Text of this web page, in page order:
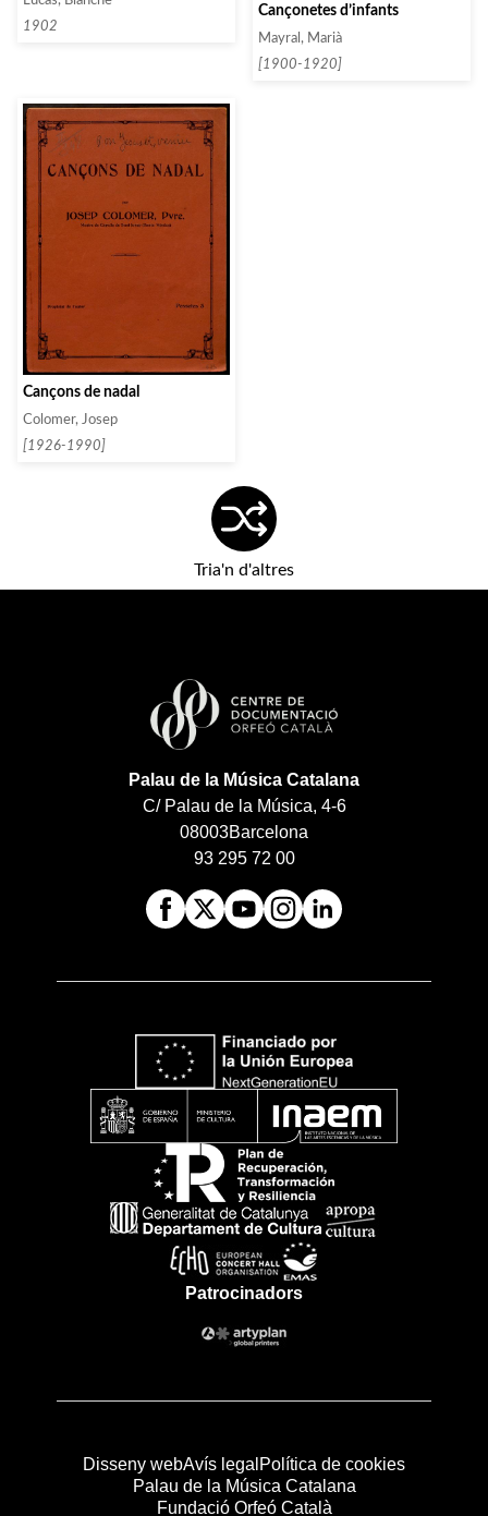
1902
Cançonetes d’infants
Mayral, Marià
[1900-1920]
Cançons de nadal
Colomer, Josep
[1926-1990]
Tria'n d'altres
Palau de la Música Catalana
C/ Palau de la Música, 4-6
08003Barcelona
93 295 72 00
Patrocinadors
Disseny webAvís legal Política de cookies
Palau de la Música Catalana
Fundació Orfeó Català